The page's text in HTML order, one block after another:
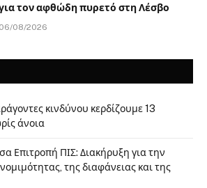
τον αφθώδη πυρετό στη Λέσβο
06/08/2026
κινδύνου κερδίζουμε 13
άνοια
Επιτροπή ΠΙΣ: Διακήρυξη για την
της διαφάνειας και της